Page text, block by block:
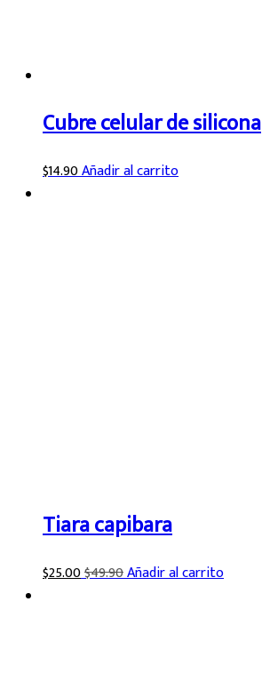
Cubre celular de silicona
$14.90Añadir al carrito
Tiara capibara
$25.00$49.90Añadir al carrito